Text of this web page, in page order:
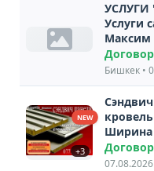
УСЛУГИ
Услуги
Максим
Бишкек •
+3
NEW
Ширина
07.08.2026